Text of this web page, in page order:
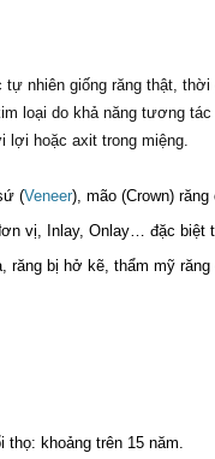
nhiên giống răng thật,
loại do khả năng tương
lợi hoặc axit trong miệng.
(Veneer), mão (Crown)
vị, Inlay, Onlay… đặc
răng bị hở kẽ, thẩm mỹ
thọ: khoảng trên 15 năm.